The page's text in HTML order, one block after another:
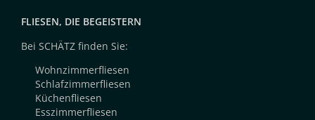
FLIESEN, DIE BEGEISTERN
Bei SCHÄTZ finden Sie:
Wohnzimmerfliesen
Schlafzimmerfliesen
Küchenfliesen
Esszimmerfliesen